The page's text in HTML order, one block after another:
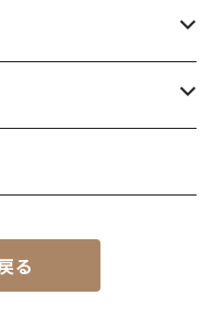
る